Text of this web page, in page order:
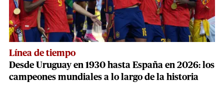
Línea de tiempo
Desde Uruguay en 1930 hasta España en 2026: los
campeones mundiales a lo largo de la historia